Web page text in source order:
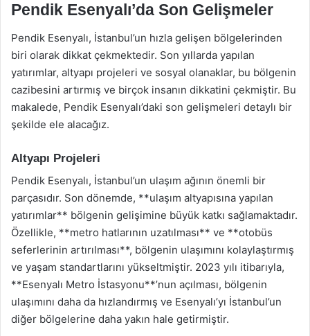
Pendik Esenyalı’da Son Gelişmeler
Pendik Esenyalı, İstanbul’un hızla gelişen bölgelerinden
biri olarak dikkat çekmektedir. Son yıllarda yapılan
yatırımlar, altyapı projeleri ve sosyal olanaklar, bu bölgenin
cazibesini artırmış ve birçok insanın dikkatini çekmiştir. Bu
makalede, Pendik Esenyalı’daki son gelişmeleri detaylı bir
şekilde ele alacağız.
Altyapı Projeleri
Pendik Esenyalı, İstanbul’un ulaşım ağının önemli bir
parçasıdır. Son dönemde, **ulaşım altyapısına yapılan
yatırımlar** bölgenin gelişimine büyük katkı sağlamaktadır.
Özellikle, **metro hatlarının uzatılması** ve **otobüs
seferlerinin artırılması**, bölgenin ulaşımını kolaylaştırmış
ve yaşam standartlarını yükseltmiştir. 2023 yılı itibarıyla,
**Esenyalı Metro İstasyonu**’nun açılması, bölgenin
ulaşımını daha da hızlandırmış ve Esenyalı’yı İstanbul’un
diğer bölgelerine daha yakın hale getirmiştir.